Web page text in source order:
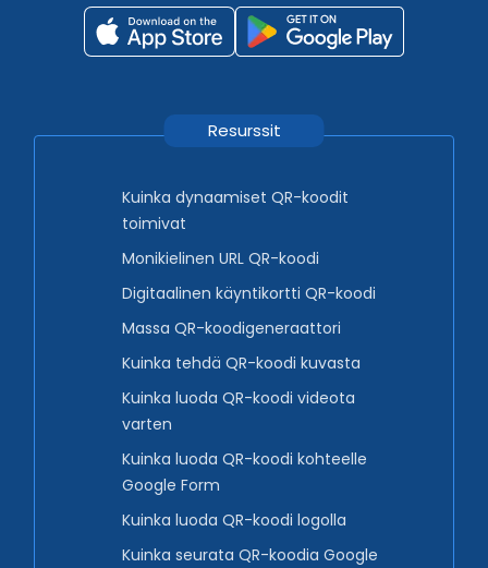
Resurssit
Kuinka dynaamiset QR-koodit
toimivat
Monikielinen URL QR-koodi
Digitaalinen käyntikortti QR-koodi
Massa QR-koodigeneraattori
Kuinka tehdä QR-koodi kuvasta
Kuinka luoda QR-koodi videota
varten
Kuinka luoda QR-koodi kohteelle
Google Form
Kuinka luoda QR-koodi logolla
Kuinka seurata QR-koodia Google